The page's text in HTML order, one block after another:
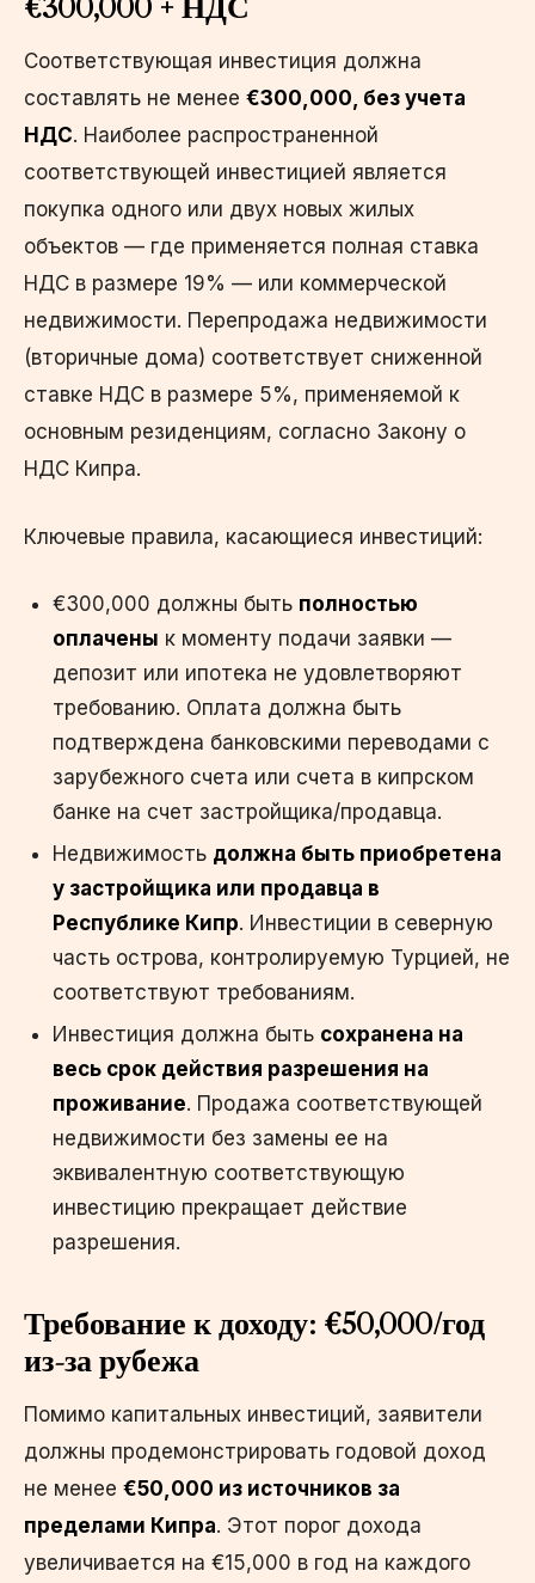
Соответствующая инвестиция должна
составлять не менее €300,000, без учета
НДС. Наиболее распространенной
соответствующей инвестицией является
покупка одного или двух новых жилых
объектов — где применяется полная ставка
НДС в размере 19% — или коммерческой
недвижимости. Перепродажа недвижимости
(вторичные дома) соответствует сниженной
ставке НДС в размере 5%, применяемой к
основным резиденциям, согласно Закону о
НДС Кипра.
Ключевые правила, касающиеся инвестиций:
€300,000 должны быть полностью
оплачены к моменту подачи заявки —
депозит или ипотека не удовлетворяют
требованию. Оплата должна быть
подтверждена банковскими переводами с
зарубежного счета или счета в кипрском
банке на счет застройщика/продавца.
Недвижимость должна быть приобретена
у застройщика или продавца в
Республике Кипр. Инвестиции в северную
часть острова, контролируемую Турцией, не
соответствуют требованиям.
Инвестиция должна быть сохранена на
весь срок действия разрешения на
проживание. Продажа соответствующей
недвижимости без замены ее на
эквивалентную соответствующую
инвестицию прекращает действие
разрешения.
Требование к доходу: €50,000/год
из-за рубежа
Помимо капитальных инвестиций, заявители
должны продемонстрировать годовой доход
не менее €50,000 из источников за
пределами Кипра. Этот порог дохода
увеличивается на €15,000 в год на каждого